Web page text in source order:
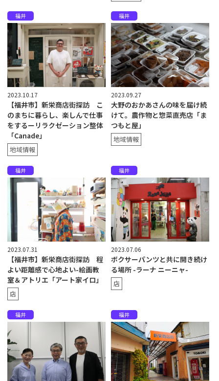
福井
2023.10.17
【福井市】新栄商店街探訪 こ
のまちに暮らし、楽しんで仕事
をするーリラクゼーション整体
「Canade」
地域情報
福井
2023.09.27
大野のおかあさんの味を届け続
けて。農作物と惣菜直売店「ま
つもと屋」
地域情報
福井
2023.07.31
【福井市】新栄商店街探訪 程
よい距離感で心地よい-絵画教
室＆アトリエ「アート家イロ」
店
福井
2023.07.06
ボクサーパンツと共に開き続け
る場所 -ラーナ ニーニャ-
店
福井 福井